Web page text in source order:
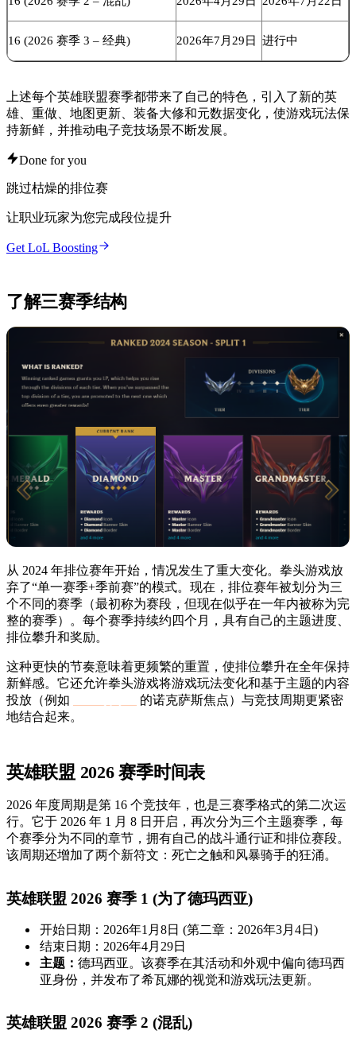
16 (2026 赛季 3 – 经典) 2026年7月29日 进行中
上述每个英雄联盟赛季都带来了自己的特色，引入了新的英
雄、重做、地图更新、装备大修和元数据变化，使游戏玩法保
持新鲜，并推动电子竞技场景不断发展。
Done for you
跳过枯燥的排位赛
让职业玩家为您完成段位提升
Get LoL Boosting
了解三赛季结构
从 2024 年排位赛年开始，情况发生了重大变化。拳头游戏放
弃了“单一赛季+季前赛”的模式。现在，排位赛年被划分为三
个不同的赛季（最初称为赛段，但现在似乎在一年内被称为完
整的赛季）。每个赛季持续约四个月，具有自己的主题进度、
排位攀升和奖励。
这种更快的节奏意味着更频繁的重置，使排位攀升在全年保持
新鲜感。它还允许拳头游戏将游戏玩法变化和基于主题的内容
投放（例如
的诺克萨斯焦点）与竞技周期更紧密
地结合起来。
英雄联盟 2026 赛季时间表
2026 年度周期是第 16 个竞技年，也是三赛季格式的第二次运
行。它于 2026 年 1 月 8 日开启，再次分为三个主题赛季，每
个赛季分为不同的章节，拥有自己的战斗通行证和排位赛段。
该周期还增加了两个新符文：死亡之触和风暴骑手的狂涌。
英雄联盟 2026 赛季 1 (为了德玛西亚)
开始日期：2026年1月8日 (第二章：2026年3月4日)
结束日期：2026年4月29日
主题： 德玛西亚。该赛季在其活动和外观中偏向德玛西
亚身份，并发布了希瓦娜的视觉和游戏玩法更新。
英雄联盟 2026 赛季 2 (混乱)